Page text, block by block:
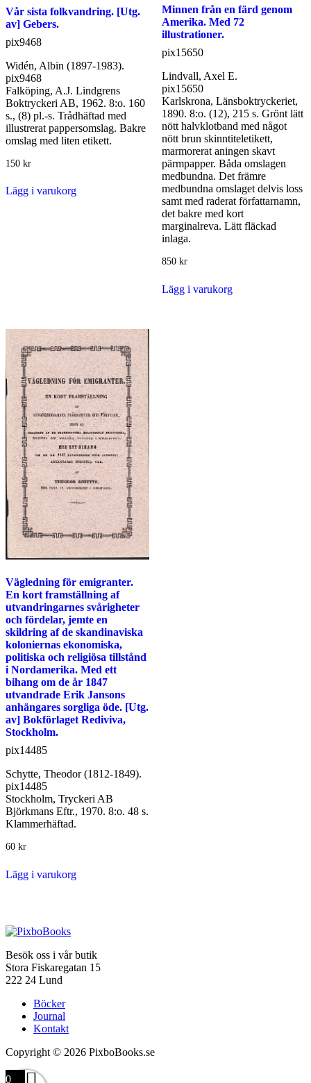
Published
on
the
occasion
the
Diamond
jubilee,
September
11-
18,
1949.
[Seventy-
Fifth
1874-
Vår sista folkvandring. [Utg.
av] Gebers.
pix9468
Widén, Albin (1897-1983).
pix9468
Falköping, A.J. Lindgrens
Boktryckeri AB, 1962. 8:o. 160
s., (8) pl.-s. Trådhäftad med
illustrerat pappersomslag. Bakre
omslag med liten etikett.
150 kr
Lägg i varukorg
Minnen från en färd genom
Amerika. Med 72
illustrationer.
pix15650
Lindvall, Axel E.
pix15650
Karlskrona, Länsboktryckeriet,
1890. 8:o. (12), 215 s. Grönt lätt
nött halvklotband med något
nött brun skinntiteletikett,
marmorerat aningen skavt
pärmpapper. Båda omslagen
medbundna. Det främre
medbundna omslaget delvis loss
samt med raderat författarnamn,
det bakre med kort
marginalreva. Lätt fläckad
inlaga.
850 kr
Lägg i varukorg
Vägledning för emigranter.
En kort framställning af
utvandringarnes svårigheter
och fördelar, jemte en
skildring af de skandinaviska
koloniernas ekonomiska,
politiska och religiösa tillstånd
i Nordamerika. Med ett
bihang om de år 1847
utvandrade Erik Jansons
anhängares sorgliga öde. [Utg.
av] Bokförlaget Rediviva,
Stockholm.
pix14485
Schytte, Theodor (1812-1849).
pix14485
Stockholm, Tryckeri AB
Björkmans Eftr., 1970. 8:o. 48 s.
Klammerhäftad.
60 kr
Lägg i varukorg
Besök oss i vår butik
Stora Fiskaregatan 15
222 24 Lund
Böcker
Journal
Kontakt
Copyright © 2026 PixboBooks.se
0